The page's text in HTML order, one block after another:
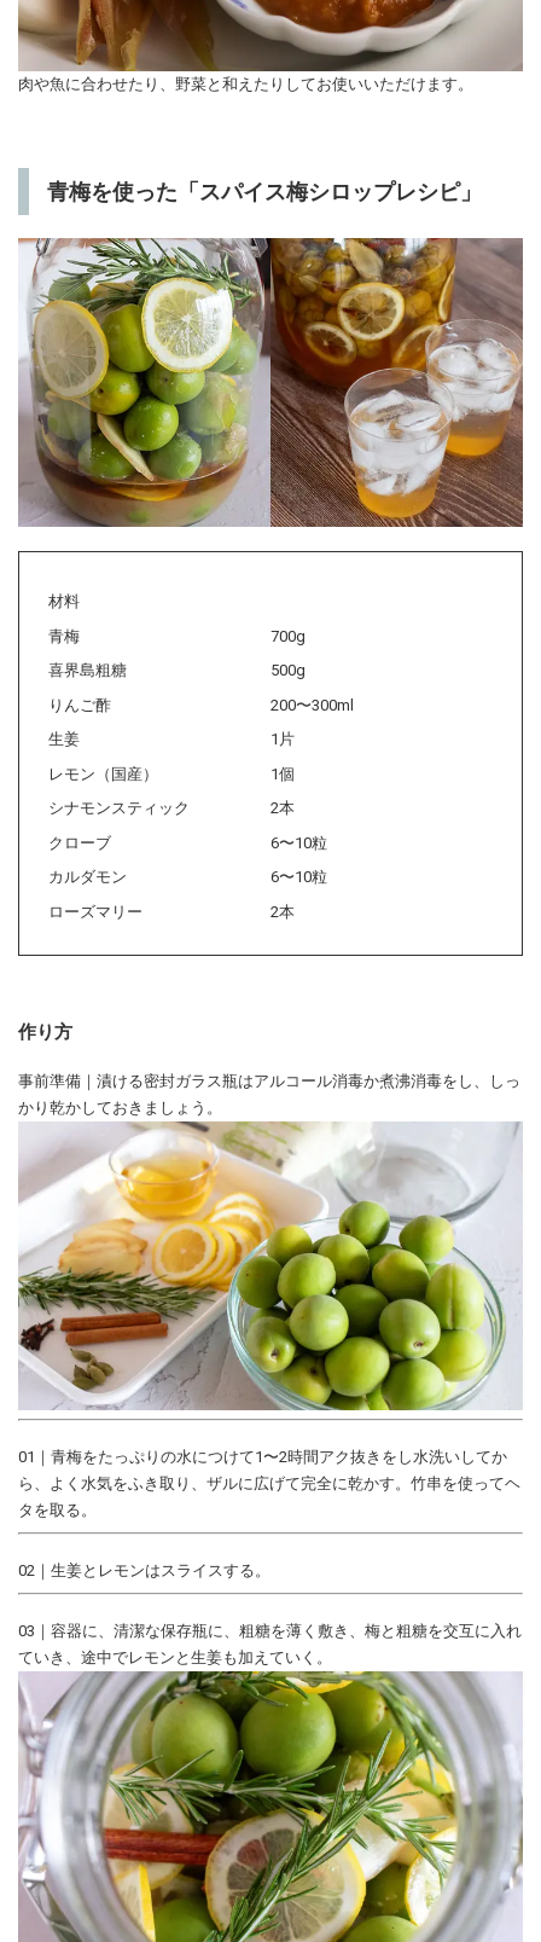
肉や魚に合わせたり、野菜と和えたりしてお使いいただけます。
青梅を使った「スパイス梅シロップレシピ」
材料
青梅
700g
喜界島粗糖
500g
りんご酢
200〜300ml
生姜
1片
レモン（国産）
1個
シナモンスティック
2本
クローブ
6〜10粒
カルダモン
6〜10粒
ローズマリー
2本
作り方
事前準備｜漬ける密封ガラス瓶はアルコール消毒か煮沸消毒をし、しっ
かり乾かしておきましょう。
01｜青梅をたっぷりの水につけて1〜2時間アク抜きをし水洗いしてか
ら、よく水気をふき取り、ザルに広げて完全に乾かす。竹串を使ってヘ
タを取る。
02｜生姜とレモンはスライスする。
03｜容器に、清潔な保存瓶に、粗糖を薄く敷き、梅と粗糖を交互に入れ
ていき、途中でレモンと生姜も加えていく。